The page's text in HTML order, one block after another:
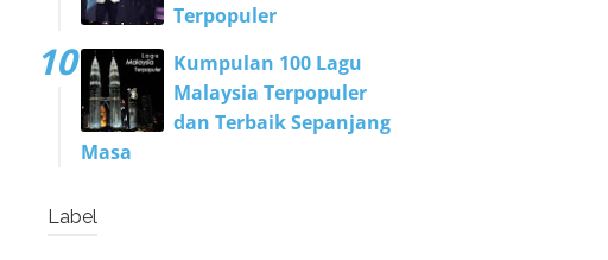
Terpopuler
Kumpulan 100 Lagu
Malaysia Terpopuler
dan Terbaik Sepanjang
Masa
Label